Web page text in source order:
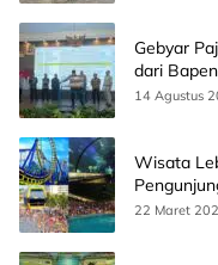
Gebyar
dari
14 Agustus
Wisata
22 Maret